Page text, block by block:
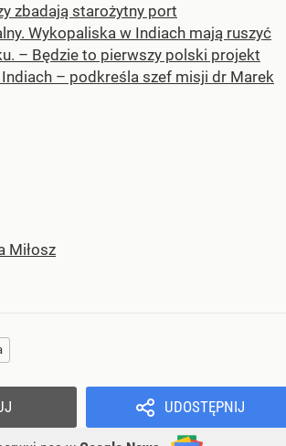
zbadają starożytny port
Wykopaliska w Indiach mają ruszyć
– Będzie to pierwszy polski projekt
– podkreśla szef misji dr Marek
Miłosz
UDOSTĘPNIJ